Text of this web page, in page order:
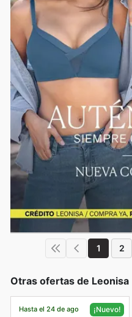
1 2
Otras ofertas de Leonisa
Hasta el 24 de ago ¡Nuevo!